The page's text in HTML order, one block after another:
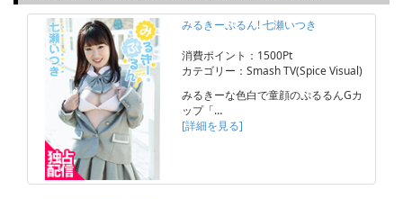
みるきーぷるん! 七瀬いつき
消費ポイント：1500Pt
カテゴリー：Smash TV(Spice Visual)
みるきーな色白で童顔のぷるるんGカ
ップ「…
[詳細を見る]